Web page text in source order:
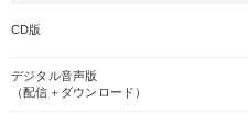
CD版
デジタル音声版
（配信＋ダウンロード）